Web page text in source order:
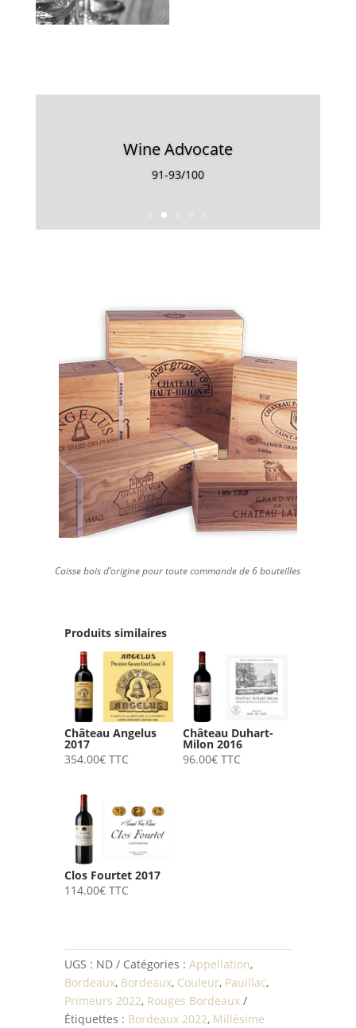
Wine Advocate
91-93/100
Caisse bois d’origine pour toute commande de 6 bouteilles
Produits similaires
Château Angelus
2017
354.00€ TTC
Château Duhart-
Milon 2016
96.00€ TTC
Clos Fourtet 2017
114.00€ TTC
UGS : ND Catégories : Appellation,
Bordeaux, Bordeaux, Couleur, Pauillac,
Primeurs 2022, Rouges Bordeaux
Étiquettes : Bordeaux 2022, Millésime